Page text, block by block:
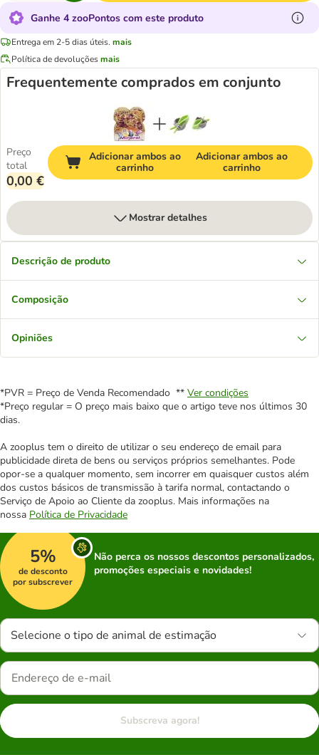
Ganhe 4 zooPontos com este produto
Entrega em 2-5 dias úteis. mais
Política de devoluçõesmais
Frequentemente comprados em conjunto
Preço
total
0,00 €
Adicionar ambos ao
carrinho
Adicionar ambos ao
carrinho
Mostrar detalhes
Descrição de produto
Composição
Opiniões
*PVR = Preço de Venda Recomendado ** Ver condições
*Preço regular = O preço mais baixo que o artigo teve nos últimos 30
dias.
A zooplus tem o direito de utilizar o seu endereço de email para
publicidade direta de bens ou serviços próprios semelhantes. Pode
opor-se a qualquer momento, sem incorrer em quaisquer custos além
dos custos básicos de transmissão à tarifa normal, contactando o
Serviço de Apoio ao Cliente da zooplus. Mais informações na
nossa Política de Privacidade
5%
de desconto
por subscrever
Não perca os nossos descontos personalizados,
promoções especiais e novidades!
Selecione o tipo de animal de estimação
Subscreva agora!